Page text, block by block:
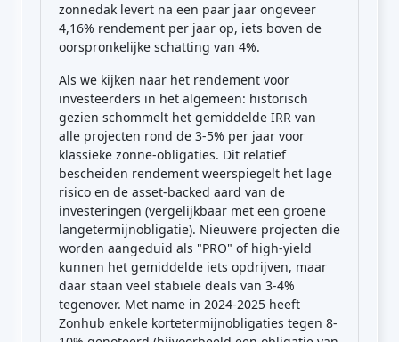
zonnedak levert na een paar jaar ongeveer
4,16% rendement per jaar op, iets boven de
oorspronkelijke schatting van 4%.
Als we kijken naar het rendement voor
investeerders in het algemeen: historisch
gezien schommelt het gemiddelde IRR van
alle projecten rond de 3-5% per jaar voor
klassieke zonne-obligaties. Dit relatief
bescheiden rendement weerspiegelt het lage
risico en de asset-backed aard van de
investeringen (vergelijkbaar met een groene
langetermijnobligatie). Nieuwere projecten die
worden aangeduid als "PRO" of high-yield
kunnen het gemiddelde iets opdrijven, maar
daar staan veel stabiele deals van 3-4%
tegenover. Met name in 2024-2025 heeft
Zonhub enkele kortetermijnobligaties tegen 8-